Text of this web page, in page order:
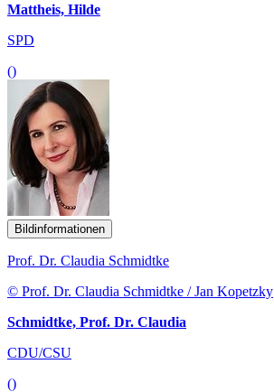
Mattheis, Hilde
SPD
()
Bildinformationen
Prof. Dr. Claudia Schmidtke
© Prof. Dr. Claudia Schmidtke / Jan Kopetzky
Schmidtke, Prof. Dr. Claudia
CDU/CSU
()